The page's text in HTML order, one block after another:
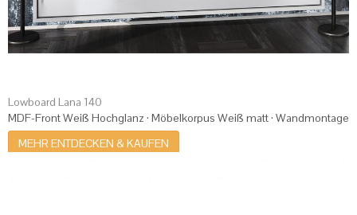
Lowboard Lana 140
MDF-Front Weiß Hochglanz · Möbelkorpus Weiß matt · Wandmontage
MEHR ENTDECKEN & KAUFEN